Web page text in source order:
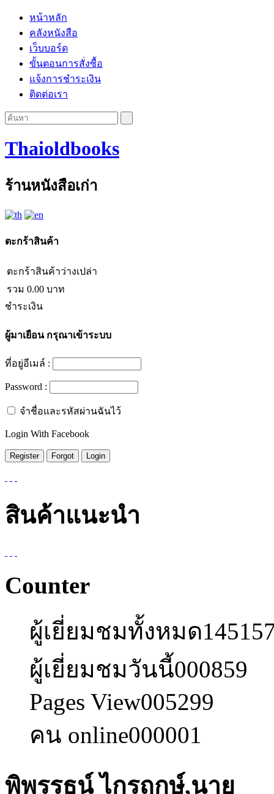
หน้าหลัก
คลังหนังสือ
เว็บบอร์ด
ขั้นตอนการสั่งซื้อ
แจ้งการชำระเงิน
ติดต่อเรา
Thaioldbooks
ร้านหนังสือเก่า
ตะกร้าสินค้า
ตะกร้าสินค้าว่างเปล่า
รวม 0.00 บาท
ชำระเงิน
ผู้มาเยือนกรุณาเข้าระบบ
ที่อยู่อีเมล์ :
Password :
จำชื่อและรหัสผ่านฉันไว้
Login With Facebook
สินค้าแนะนำ
Counter
ผู้เยี่ยมชมทั้งหมด
ผู้เยี่ยมชมวันนี้000859
Pages View005299
คน online000001
พิพรรธน์ ไกรฤกษ์,นาย